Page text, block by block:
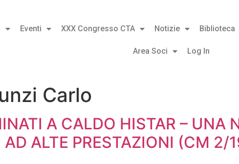
Eventi XXX Congresso CTA Notizie Biblioteca
Area Soci Log In
Carlo
A CALDO HISTAR – UNA
AD ALTE PRESTAZIONI (CM 2/